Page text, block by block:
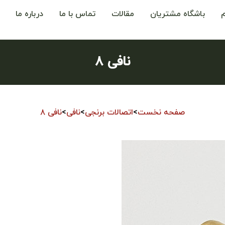
باشگاه مشتریان مقالات تماس با ما درباره ما
نافی ۸
صفحه نخست>اتصالات برنجی>نافی>نافی ۸